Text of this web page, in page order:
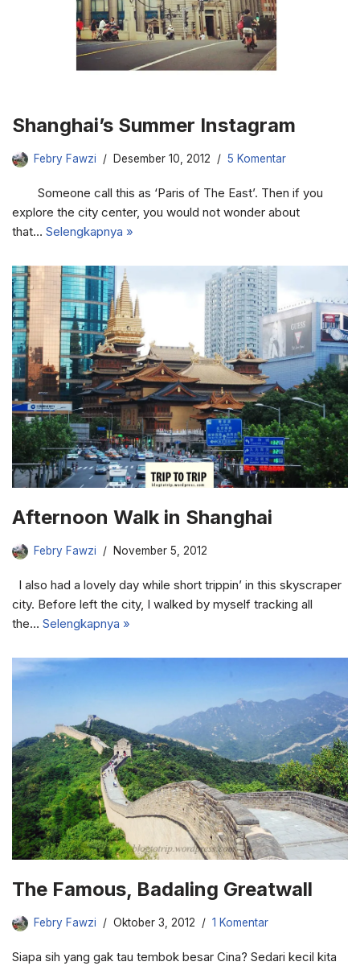
Shanghai’s Summer Instagram
Febry Fawzi Desember 10, 2012 5 Komentar
Someone call this as ‘Paris of The East’. Then if you
explore the city center, you would not wonder about
that… Selengkapnya »
Afternoon Walk in Shanghai
Febry Fawzi November 5, 2012
I also had a lovely day while short trippin’ in this skyscraper
city. Before left the city, I walked by myself tracking all
the… Selengkapnya »
The Famous, Badaling Greatwall
Febry Fawzi Oktober 3, 2012 1 Komentar
Siapa sih yang gak tau tembok besar Cina? Sedari kecil kita